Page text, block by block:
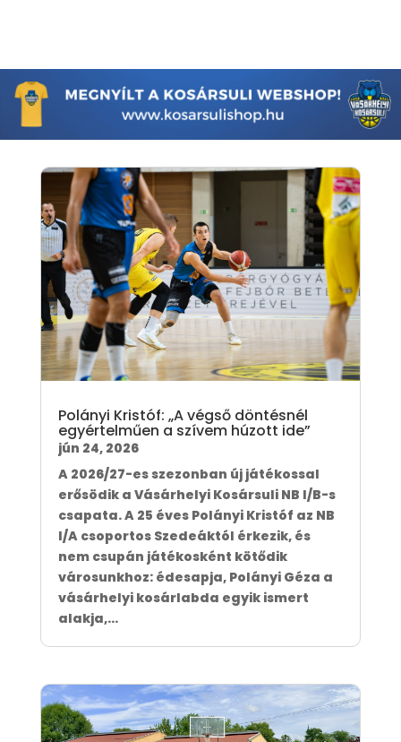
Polányi Kristóf: „A végső döntésnél
egyértelműen a szívem húzott ide”
jún 24, 2026
A 2026/27-es szezonban új játékossal
erősödik a Vásárhelyi Kosársuli NB I/B-s
csapata. A 25 éves Polányi Kristóf az NB
I/A csoportos Szedeáktól érkezik, és
nem csupán játékosként kötődik
városunkhoz: édesapja, Polányi Géza a
vásárhelyi kosárlabda egyik ismert
alakja,...